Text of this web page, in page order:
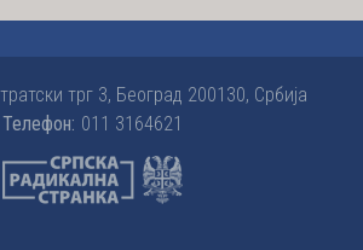
трг 3, Београд 200130, Србија
Телефон: 011 3164621